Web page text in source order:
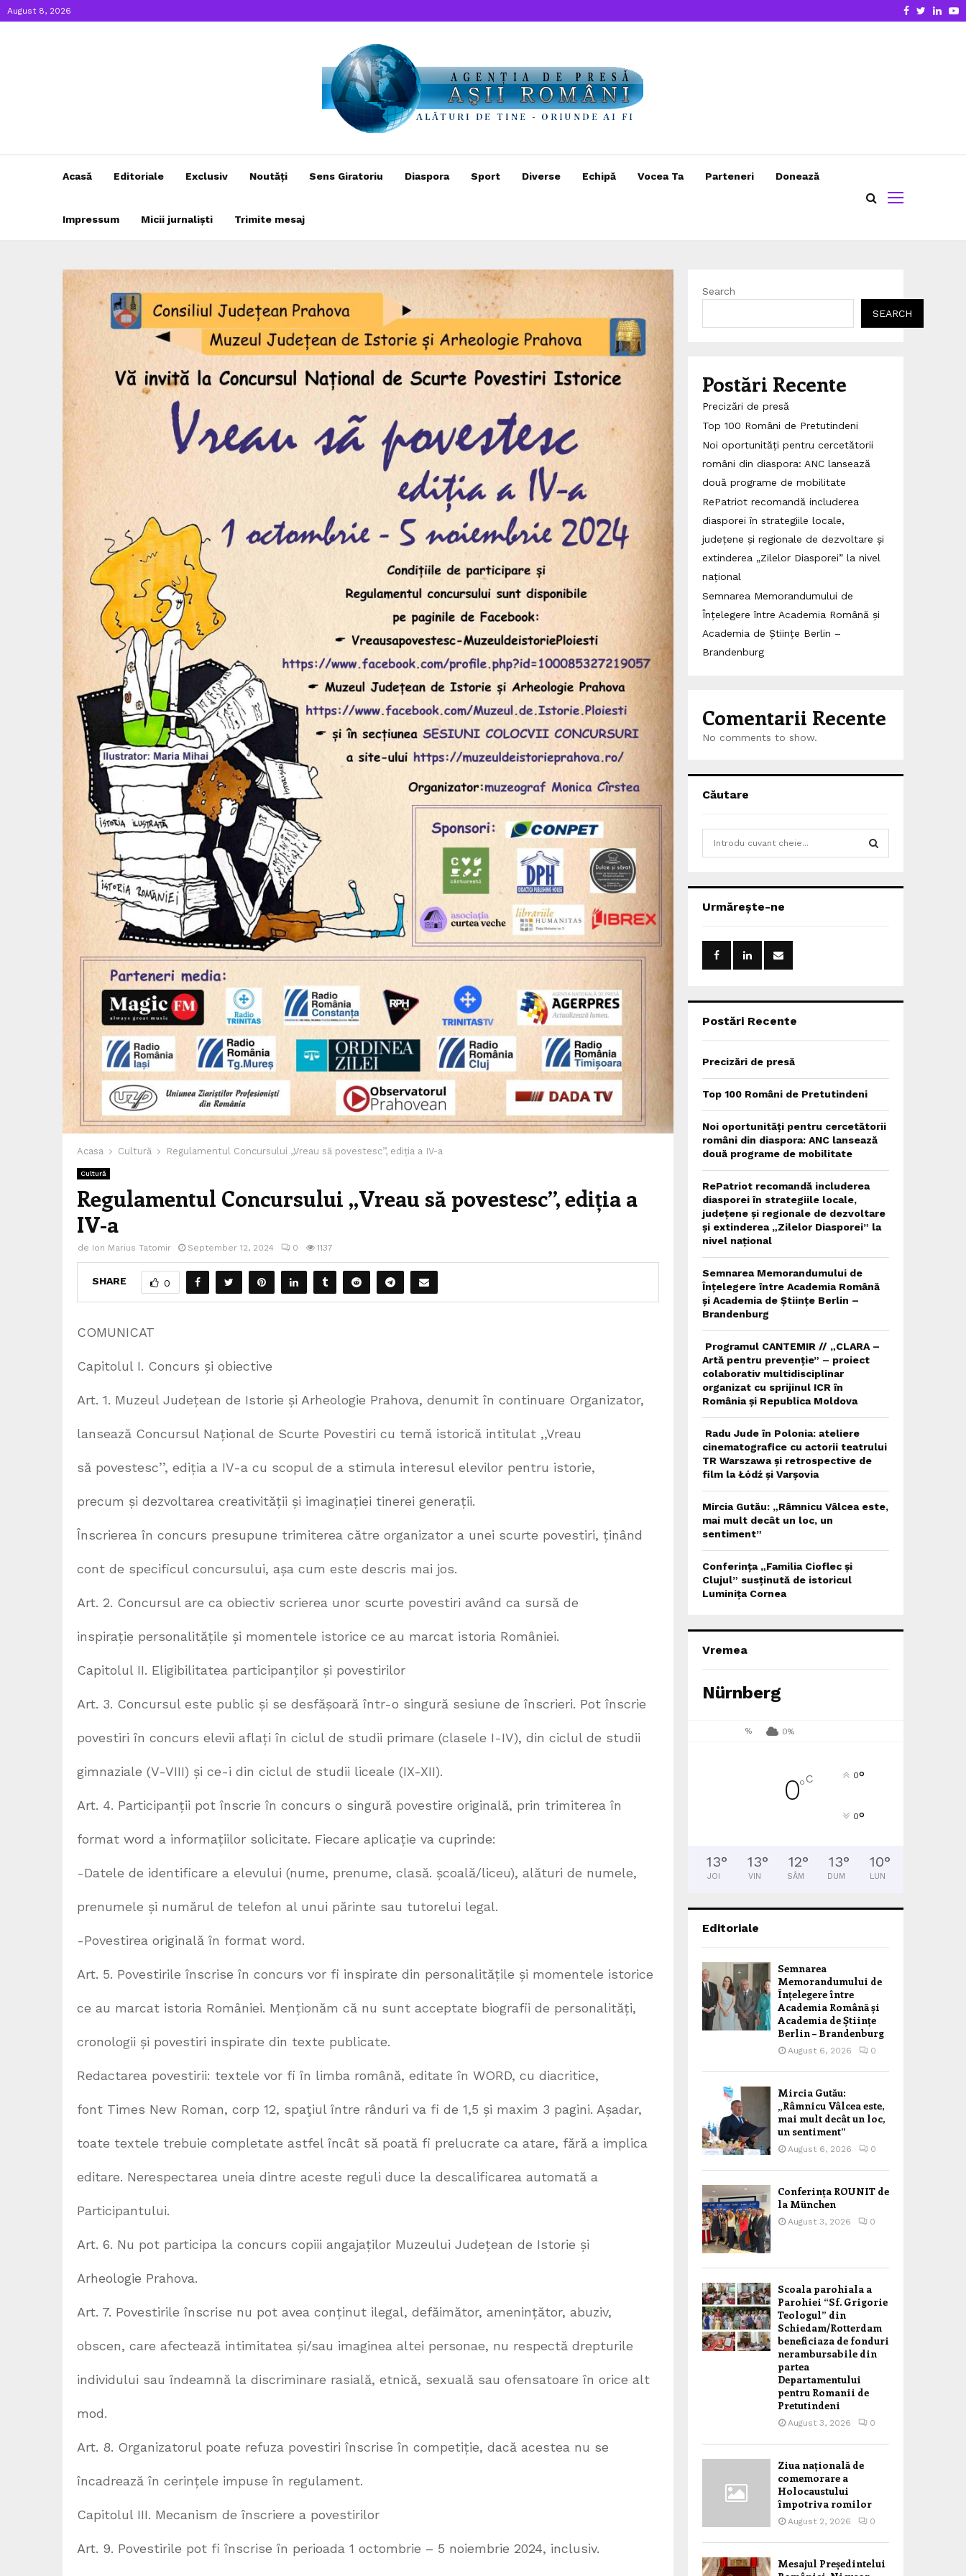
August 8, 2026 Facebook
Twitter
Acasă Editoriale Exclusiv Noutăți Sens Giratoriu Diaspora Sport Diverse Echipă Vocea Ta Parteneri Donează
Impressum Micii jurnaliști Trimite mesaj
Acasa Cultură Regulamentul Concursului ,,Vreau să povestesc’’, ediția a IV-a
Cultură
Regulamentul Concursului ,,Vreau să povestesc’’, ediția a
IV-a
de Ion Marius Tatomir September 12, 2024 0 1137
SHARE 0
COMUNICAT
Capitolul I. Concurs și obiective
Art. 1. Muzeul Județean de Istorie și Arheologie Prahova, denumit în continuare Organizator,
lansează Concursul Național de Scurte Povestiri cu temă istorică intitulat ,,Vreau
să povestesc’’, ediția a IV-a cu scopul de a stimula interesul elevilor pentru istorie,
precum și dezvoltarea creativității și imaginației tinerei generații.
Înscrierea în concurs presupune trimiterea către organizator a unei scurte povestiri, ținând
cont de specificul concursului, așa cum este descris mai jos.
Art. 2. Concursul are ca obiectiv scrierea unor scurte povestiri având ca sursă de
inspirație personalitățile și momentele istorice ce au marcat istoria României.
Capitolul II. Eligibilitatea participanților și povestirilor
Art. 3. Concursul este public și se desfășoară într-o singură sesiune de înscrieri. Pot înscrie
povestiri în concurs elevii aflați în ciclul de studii primare (clasele I-IV), din ciclul de studii
gimnaziale (V-VIII) și ce-i din ciclul de studii liceale (IX-XII).
Art. 4. Participanții pot înscrie în concurs o singură povestire originală, prin trimiterea în
format word a informațiilor solicitate. Fiecare aplicație va cuprinde:
-Datele de identificare a elevului (nume, prenume, clasă. școală/liceu), alături de numele,
prenumele și numărul de telefon al unui părinte sau tutorelui legal.
-Povestirea originală în format word.
Art. 5. Povestirile înscrise în concurs vor fi inspirate din personalitățile și momentele istorice
ce au marcat istoria României. Menționăm că nu sunt acceptate biografii de personalități,
cronologii și povestiri inspirate din texte publicate.
Redactarea povestirii: textele vor fi în limba română, editate în WORD, cu diacritice,
font Times New Roman, corp 12, spaţiul între rânduri va fi de 1,5 și maxim 3 pagini. Așadar,
toate textele trebuie completate astfel încât să poată fi prelucrate ca atare, fără a implica
editare. Nerespectarea uneia dintre aceste reguli duce la descalificarea automată a
Participantului.
Art. 6. Nu pot participa la concurs copiii angajaților Muzeului Județean de Istorie și
Arheologie Prahova.
Art. 7. Povestirile înscrise nu pot avea conținut ilegal, defăimător, amenințător, abuziv,
obscen, care afectează intimitatea și/sau imaginea altei personae, nu respectă drepturile
individului sau îndeamnă la discriminare rasială, etnică, sexuală sau ofensatoare în orice alt
mod.
Art. 8. Organizatorul poate refuza povestiri înscrise în competiție, dacă acestea nu se
încadrează în cerințele impuse în regulament.
Capitolul III. Mecanism de înscriere a povestirilor
Art. 9. Povestirile pot fi înscrise în perioada 1 octombrie – 5 noiembrie 2024, inclusiv.
Search
SEARCH
Postări Recente
Precizări de presă
Top 100 Români de Pretutindeni
Noi oportunități pentru cercetătorii
români din diaspora: ANC lansează
două programe de mobilitate
RePatriot recomandă includerea
diasporei în strategiile locale,
județene și regionale de dezvoltare și
extinderea „Zilelor Diasporei” la nivel
național
Semnarea Memorandumului de
Înțelegere între Academia Română și
Academia de Științe Berlin –
Brandenburg
Comentarii Recente
No comments to show.
Căutare
h
o
:
Urmărește-ne
Postări Recente
Precizări de presă
Top 100 Români de Pretutindeni
Noi oportunități pentru cercetătorii
români din diaspora: ANC lansează
două programe de mobilitate
RePatriot recomandă includerea
diasporei în strategiile locale,
județene și regionale de dezvoltare
și extinderea „Zilelor Diasporei” la
nivel național
Semnarea Memorandumului de
Înțelegere între Academia Română
și Academia de Științe Berlin –
Brandenburg
Programul CANTEMIR // „CLARA –
Artă pentru prevenție” – proiect
colaborativ multidisciplinar
organizat cu sprijinul ICR în
România și Republica Moldova
Radu Jude în Polonia: ateliere
cinematografice cu actorii teatrului
TR Warszawa și retrospective de
film la Łódź și Varșovia
Mircia Gutău: „Râmnicu Vâlcea este,
mai mult decât un loc, un
sentiment”
Conferința „Familia Cioflec și
Clujul” susținută de istoricul
Luminița Cornea
Vremea
Nürnberg
% 0%
0°C 0°
0°
13°
JOI
13°
VIN
12°
SÂM
13°
DUM
10°
LUN
Editoriale
Semnarea
Memorandumului de
Înțelegere între
Academia Română și
Academia de Științe
Berlin – Brandenburg
August 6, 2026 0
Mircia Gutău:
„Râmnicu Vâlcea este,
mai mult decât un loc,
un sentiment”
August 6, 2026 0
Conferința ROUNIT de
la München
August 3, 2026 0
Scoala parohiala a
Parohiei “Sf. Grigorie
Teologul” din
Schiedam/Rotterdam
beneficiaza de fonduri
nerambursabile din
partea
Departamentului
pentru Romanii de
Pretutindeni
August 3, 2026 0
Ziua națională de
comemorare a
Holocaustului
împotriva romilor
August 2, 2026 0
Mesajul Președintelui